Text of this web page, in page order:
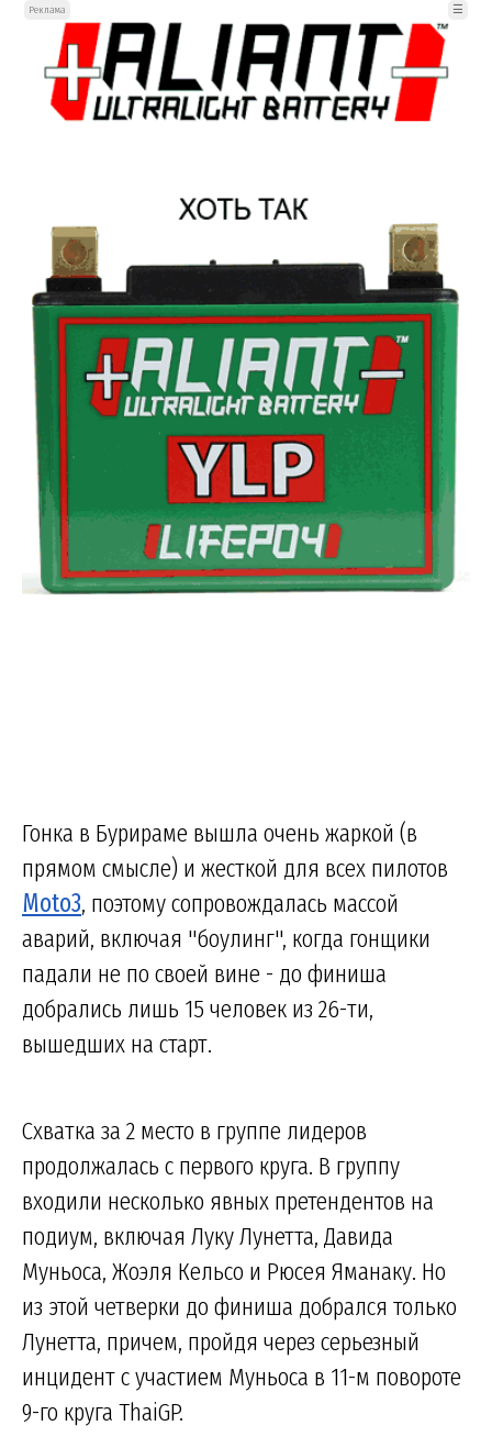
Реклама ☰
Гонка в Бурираме вышла очень жаркой (в
прямом смысле) и жесткой для всех пилотов
Moto3, поэтому сопровождалась массой
аварий, включая "боулинг", когда гонщики
падали не по своей вине - до финиша
добрались лишь 15 человек из 26-ти,
вышедших на старт.
Схватка за 2 место в группе лидеров
продолжалась с первого круга. В группу
входили несколько явных претендентов на
подиум, включая Луку Лунетта, Давида
Муньоса, Жоэля Кельсо и Рюсея Яманаку. Но
из этой четверки до финиша добрался только
Лунетта, причем, пройдя через серьезный
инцидент с участием Муньоса в 11-м повороте
9-го круга ThaiGP.